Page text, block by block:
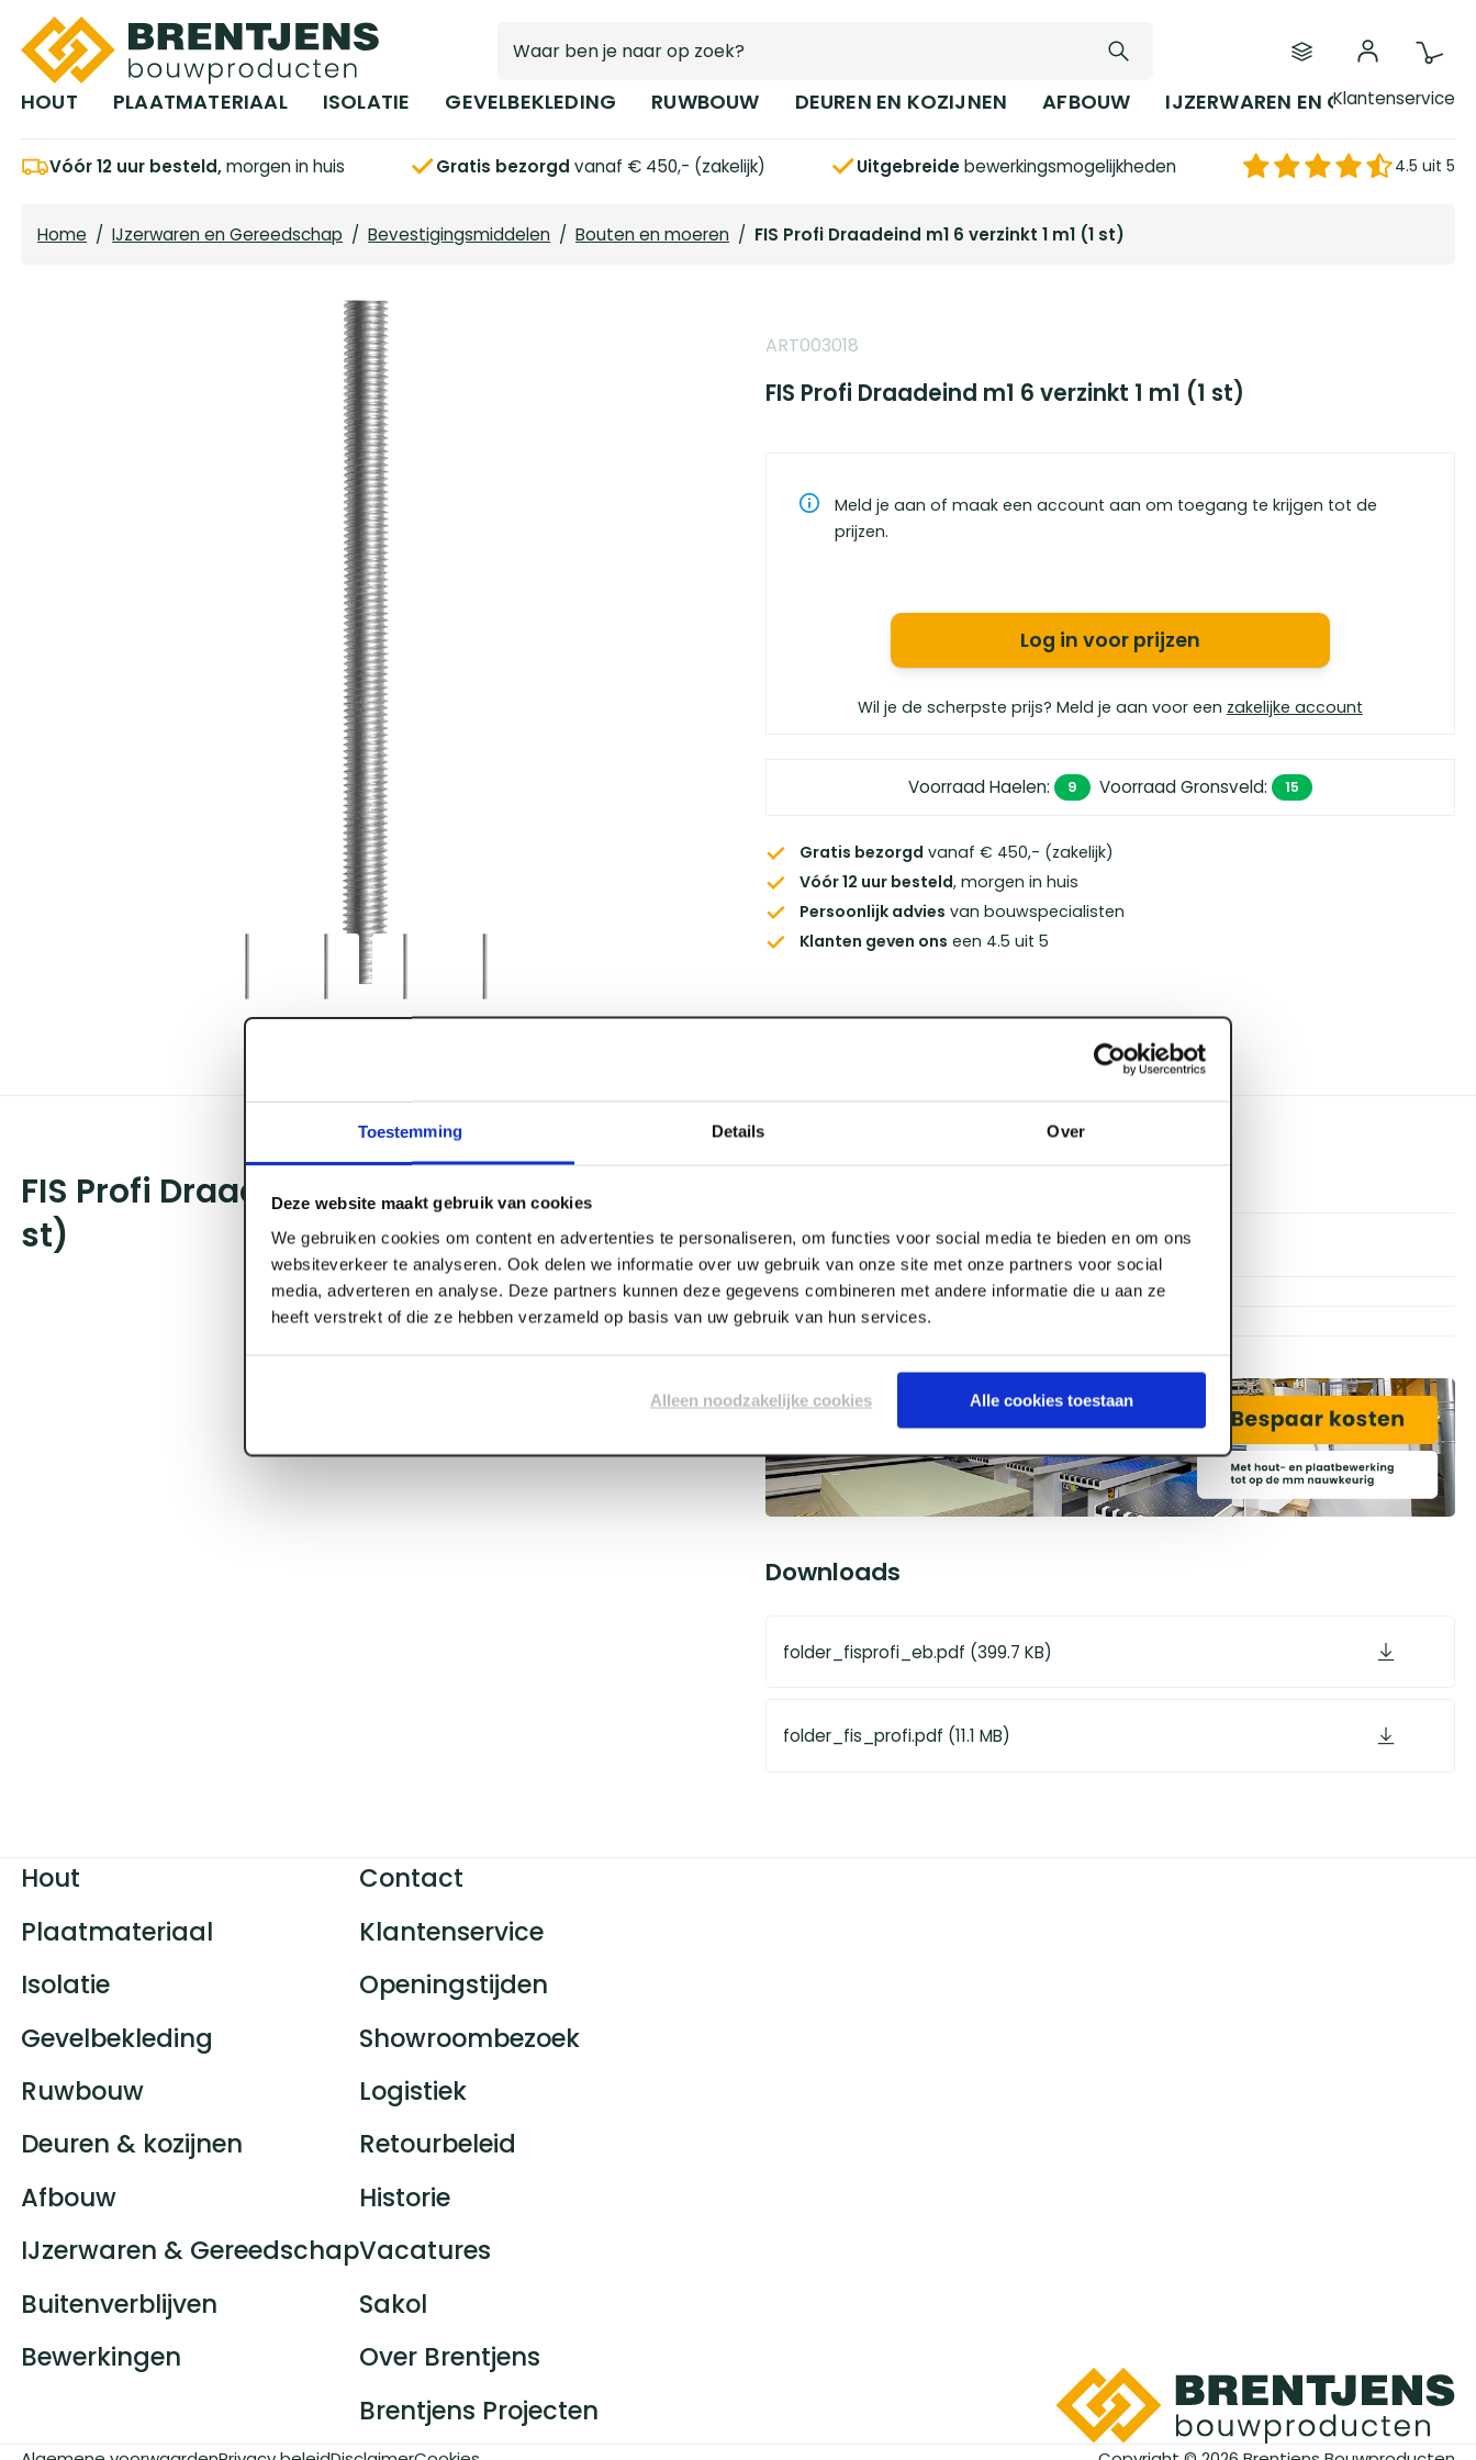
Toestemming Details Over
Deze website maakt gebruik van cookies
We gebruiken cookies om content en advertenties te personaliseren, om functies voor social media te bieden en om ons
websiteverkeer te analyseren. Ook delen we informatie over uw gebruik van onze site met onze partners voor social
media, adverteren en analyse. Deze partners kunnen deze gegevens combineren met andere informatie die u aan ze
heeft verstrekt of die ze hebben verzameld op basis van uw gebruik van hun services.
Alleen noodzakelijke cookies Alle cookies toestaan
Ga naar hoofdinhoud
HOUT PLAATMATERIAAL ISOLATIE GEVELBEKLEDING RUWBOUW DEUREN EN KOZIJNEN AFBOUW IJZERWAREN EN GEREEDSCHAP
Klantenservice
Vóór 12 uur besteld,morgen in huis Gratis bezorgd vanaf € 450,- (zakelijk) Uitgebreidebewerkingsmogelijkheden 4.5 uit 5
Home / IJzerwaren en Gereedschap / Bevestigingsmiddelen / Bouten en moeren / FIS Profi Draadeind m1 6 verzinkt 1 m1 (1 st)
ART003018
FIS Profi Draadeind m1 6 verzinkt 1 m1 (1 st)
Meld je aan of maak een account aan om toegang te krijgen tot de
prijzen.
Log in voor prijzen
Wil je de scherpste prijs? Meld je aan voor een zakelijke account
Voorraad Haelen: 9 Voorraad Gronsveld: 15
Gratis bezorgd vanaf € 450,- (zakelijk)
Vóór 12 uur besteld, morgen in huis
Persoonlijk advies van bouwspecialisten
Klanten geven ons een 4.5 uit 5
FIS Profi Draadeind m1 6 verzinkt 1 m1 (1
st)
Lengte
1.000 mm
Breedte
6 mm
Dikte
Downloads
folder_fisprofi_eb.pdf (399.7 KB)
folder_fis_profi.pdf (11.1 MB)
Hout
Plaatmateriaal
Isolatie
Gevelbekleding
Ruwbouw
Deuren & kozijnen
Afbouw
IJzerwaren & Gereedschap
Buitenverblijven
Bewerkingen
Contact
Klantenservice
Openingstijden
Showroombezoek
Logistiek
Retourbeleid
Historie
Vacatures
Sakol
Over Brentjens
Brentjens Projecten